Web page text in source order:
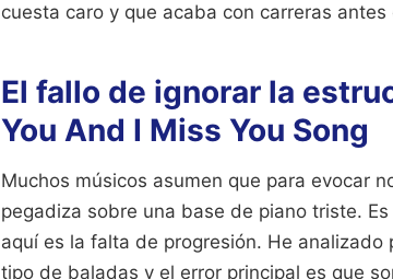
cuesta caro y que acaba con carreras
El fallo de ignorar la
You And I Miss You Song
Muchos músicos asumen que para evocar
pegadiza sobre una base de piano triste.
aquí es la falta de progresión. He
tipo de baladas y el error principal es que